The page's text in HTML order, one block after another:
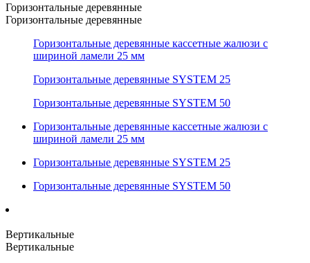
Горизонтальные деревянные
Горизонтальные деревянные
Горизонтальные деревянные кассетные жалюзи с
шириной ламели 25 мм
Горизонтальные деревянные SYSTEM 25
Горизонтальные деревянные SYSTEM 50
Горизонтальные деревянные кассетные жалюзи с
шириной ламели 25 мм
Горизонтальные деревянные SYSTEM 25
Горизонтальные деревянные SYSTEM 50
Вертикальные
Вертикальные